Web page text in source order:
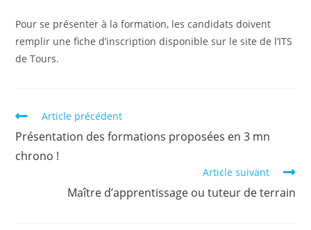
Pour se présenter à la formation, les candidats doivent
remplir une fiche d’inscription disponible sur le site de l’ITS
de Tours.
Article précédent
Présentation des formations proposées en 3 mn
chrono !
Article suivant
Maître d’apprentissage ou tuteur de terrain